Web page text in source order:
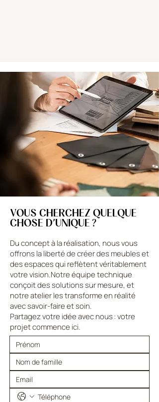
VOUS CHERCHEZ QUELQUE
CHOSE D’UNIQUE ?
Du concept à la réalisation, nous vous
offrons la liberté de créer des meubles et
des espaces qui reflètent véritablement
votre vision.Notre équipe technique
conçoit des solutions sur mesure, et
notre atelier les transforme en réalité
avec savoir-faire et soin.
Partagez votre idée avec nous : votre
projet commence ici.